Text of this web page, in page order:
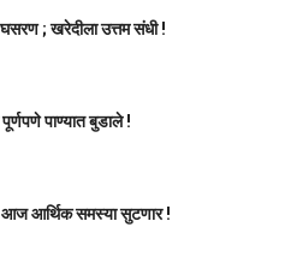
घसरण ; खरेदीला उत्तम संधी !
पाण्यात बुडाले !
आज आर्थिक समस्या सुटणार !